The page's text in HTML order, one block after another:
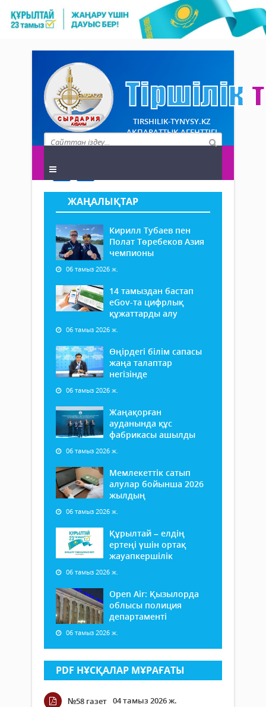
TIRSHILIK-TYNYSY.KZ
АҚПАРАТТЫҚ АГЕНТТІГІ
ЖАҢАЛЫҚТАР
Кирилл Тубаев пен
Полат Төребеков Азия
чемпионы
06 тамыз 2026 ж.
14 тамыздан бастап
еGov-та цифрлық
құжаттарды алу
06 тамыз 2026 ж.
Өңірдегі білім сапасы
жаңа талаптар
негізінде
06 тамыз 2026 ж.
Жаңақорған
ауданында құс
фабрикасы ашылды
06 тамыз 2026 ж.
Мемлекеттік сатып
алулар бойынша 2026
жылдың
06 тамыз 2026 ж.
Құрылтай – елдің
ертеңі үшін ортақ
жауапкершілік
06 тамыз 2026 ж.
Open Air: Қызылорда
облысы полиция
департаменті
06 тамыз 2026 ж.
PDF НҰСҚАЛАР МҰРАҒАТЫ
№58 газет 04 тамыз 2026 ж.